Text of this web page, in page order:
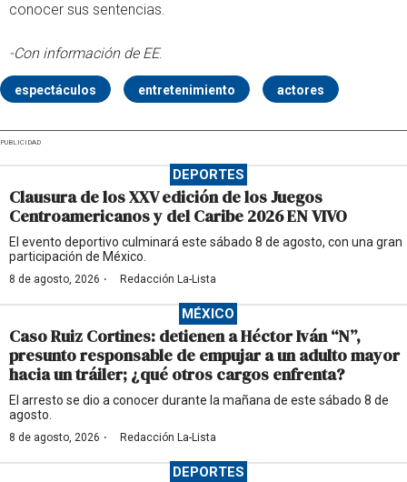
conocer sus sentencias.
-Con información de EE.
espectáculos entretenimiento actores
PUBLICIDAD
DEPORTES
Clausura de los XXV edición de los Juegos
Centroamericanos y del Caribe 2026 EN VIVO
El evento deportivo culminará este sábado 8 de agosto, con una gran
participación de México.
8 de agosto, 2026 · Redacción La-Lista
MÉXICO
Caso Ruiz Cortines: detienen a Héctor Iván “N”,
presunto responsable de empujar a un adulto mayor
hacia un tráiler; ¿qué otros cargos enfrenta?
El arresto se dio a conocer durante la mañana de este sábado 8 de
agosto.
8 de agosto, 2026 · Redacción La-Lista
DEPORTES